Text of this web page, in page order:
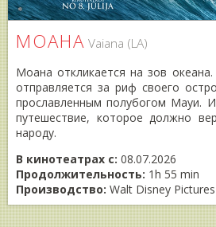
МОАНА Vaiana (LA)
Моана откликается на зов
отправляется за риф своего
прославленным полубогом Мауи.
путешествие, которое должно
народу.
В кинотеатрах с: 08.07.2026
Продолжительность: 1h 55 min
Производство: Walt Disney Pictures